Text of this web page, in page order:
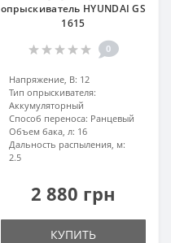
опрыскиватель HYUNDAI GS
1615
0
Напряжение, В: 12
Тип опрыскивателя:
Аккумуляторный
Способ переноса: Ранцевый
Объем бака, л: 16
Дальность распыления, м:
2.5
2 880 грн
КУПИТЬ